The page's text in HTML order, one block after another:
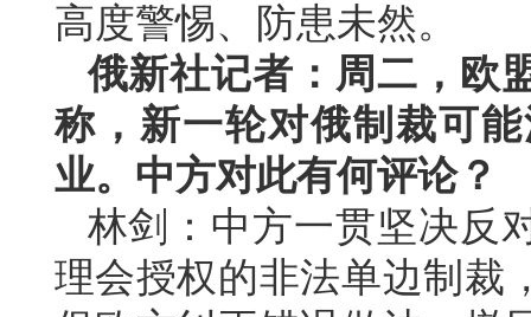
高度警惕、防患未然。
俄新社记者：周二，欧
称，新一轮对俄制裁可
业。中方对此有何评论？
林剑：中方一贯坚决反
理会授权的非法单边制裁